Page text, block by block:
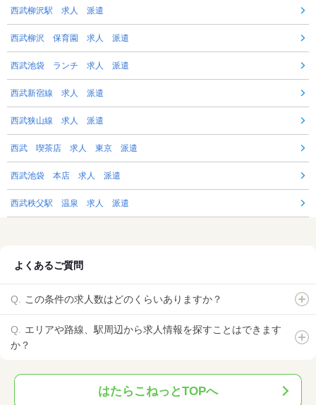
西武柳沢駅 求人 派遣
西武柳沢 保育園 求人 派遣
西武池袋 ランチ 求人 派遣
西武新宿線 求人 派遣
西武狭山線 求人 派遣
西武 喫茶店 求人 東京 派遣
西武池袋 本店 求人 派遣
西武秩父駅 温泉 求人 派遣
よくあるご質問
この条件の求人数はどのくらいありますか？
エリアや路線、駅周辺から求人情報を探すことはできます
か？
はたらこねっとTOPへ